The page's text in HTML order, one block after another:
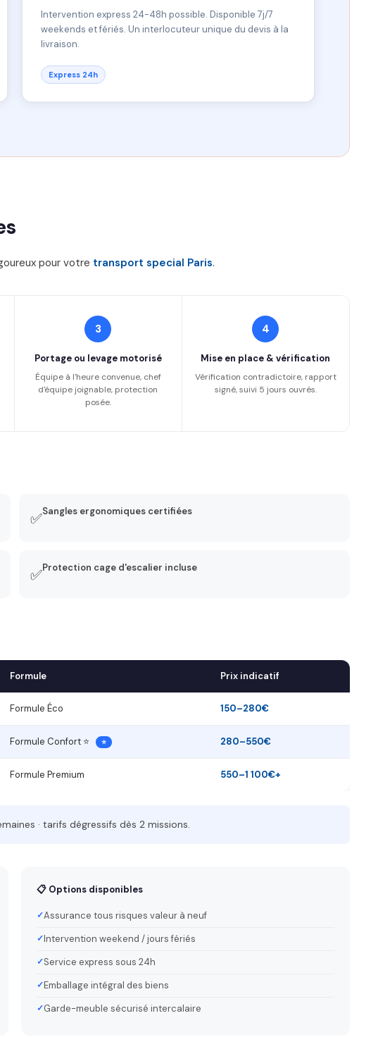
Intervention express 24-48h possible. Disponible 7j/7
weekends et fériés. Un interlocuteur unique du devis à la
livraison.
Express 24h
pour votre transport special Paris.
3
Portage ou levage motorisé
Équipe à l'heure convenue, chef
d'équipe joignable, protection
posée.
4
Mise en place & vérification
Vérification contradictoire, rapport
signé, suivi 5 jours ouvrés.
✅Sangles ergonomiques certifiées
✅Protection cage d'escalier incluse
Formule Prix indicatif
Formule Éco 150–280€
Formule Confort ⭐ ⭐ 280–550€
Formule Premium 550–1 100€+
· tarifs dégressifs dès 2 missions.
📋 Options disponibles
Assurance tous risques valeur à neuf
Intervention weekend / jours fériés
Service express sous 24h
Emballage intégral des biens
Garde-meuble sécurisé intercalaire